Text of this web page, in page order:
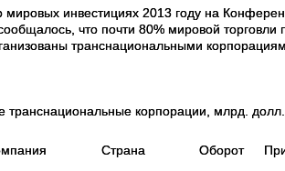
мировых инвестициях 2013 году на
что почти 80% мировой торговли
транснациональными
транснациональные корпорации, млрд.
Страна Оборот